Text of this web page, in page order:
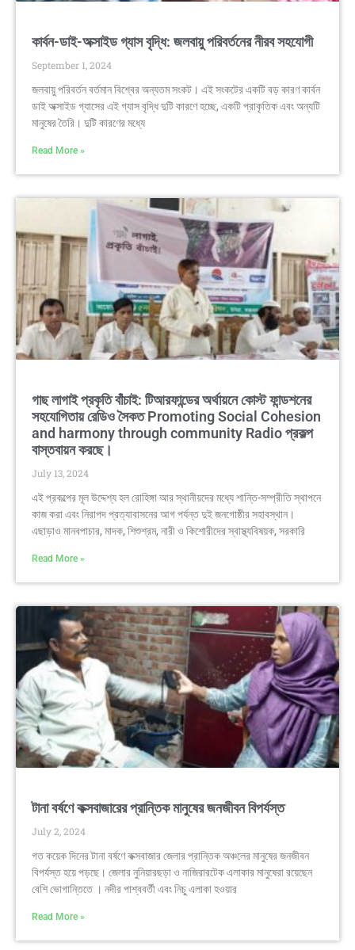
কার্বন-ডাই-অক্সাইড গ্যাস বৃদ্ধি: জলবায়ু পরিবর্তনের নীরব সহযোগী
September 1, 2024
জলবায়ু পরিবর্তন বর্তমান বিশ্বের অন্যতম সংকট। এই সংকটের একটি বড় কারণ কার্বন
ডাই অক্সাইড গ্যাসের এই গ্যাস বৃদ্ধি দুটি কারণে হচ্ছে, একটি প্রাকৃতিক এবং অন্যটি
মানুষের তৈরি। দুটি কারণের মধ্যে
Read More »
গাছ লাগাই প্রকৃতি বাঁচাই: টিআরফান্ডের অর্থায়নে কোস্ট ফান্ডশনের
সহযোগিতায় রেডিও সৈকত Promoting Social Cohesion
and harmony through community Radio প্রকল্প
বাস্তবায়ন করছে।
July 13, 2024
এই প্রকল্পের মূল উদ্দেশ্য হল রোহিঙ্গা আর স্থানীয়দের মধ্যে শান্তি-সম্প্রীতি স্থাপনে
কাজ করা এবং নিরাপদ প্রত্যাবাসনের আগ পর্যন্ত দুই জনগোষ্ঠীর সহাবস্থান।
এছাড়াও মানবপাচার, মাদক, শিশুশ্রম, নারী ও কিশোরীদের স্বাস্থ্যবিষয়ক, সরকারি
Read More »
টানা বর্ষণে কক্সবাজারের প্রান্তিক মানুষের জনজীবন বিপর্যস্ত
July 2, 2024
গত কয়েক দিনের টানা বর্ষণে কক্সবাজার জেলার প্রান্তিক অঞ্চলের মানুষের জনজীবন
বিপর্যস্ত হয়ে পড়ছে। জেলার নুনিয়ারছড়া ও নাজিরারটেক এলাকার মানুষেরা রয়েছেন
বেশি ভোগান্তিতে । নদীর পাশ্ববর্তী এবং নিচু্ এলাকা হওয়ার
Read More »